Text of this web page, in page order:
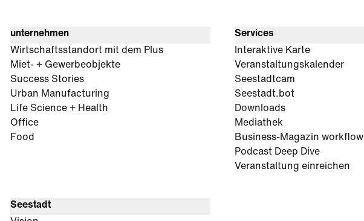
unternehmen
Wirtschaftsstandort mit dem Plus
Miet- + Gewerbeobjekte
Success Stories
Urban Manufacturing
Life Science + Health
Office
Food
Seestadt
Services
Interaktive Karte
Veranstaltungskalender
Seestadtcam
Seestadt.bot
Downloads
Mediathek
Business-Magazin workflow
Podcast Deep Dive
Veranstaltung einreichen